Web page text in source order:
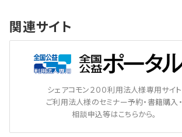
関連サイト
シェアコモン２００利用法人様専用サイト
ご利用法人様のセミナー予約・書籍購入・
相談申込等はこちらから。